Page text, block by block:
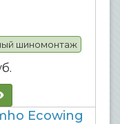
шиномонтаж
Ecowing